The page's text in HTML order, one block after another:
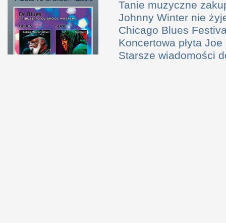
Tanie muzyczne
Johnny Winter nie
Chicago Blues
Koncertowa płyta
Starsze wiadomości